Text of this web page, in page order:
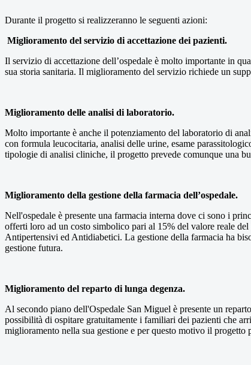
Durante il progetto si realizzeranno le seguenti azioni:
Miglioramento del servizio di accettazione dei pazienti.
Il servizio di accettazione dell’ospedale è molto importante in
sua storia sanitaria. Il miglioramento del servizio richiede un
Miglioramento delle analisi di laboratorio.
Molto importante è anche il potenziamento del laboratorio di
con formula leucocitaria, analisi delle urine, esame
tipologie di analisi cliniche, il progetto prevede comunque una
Miglioramento della gestione della farmacia dell’ospedale.
Nell'ospedale è presente una farmacia interna dove ci sono i
offerti loro ad un costo simbolico pari al 15% del valore reale
Antipertensivi ed Antidiabetici. La gestione della farmacia ha
gestione futura.
Miglioramento del reparto di lunga degenza.
Al secondo piano dell'Ospedale San Miguel è presente un
possibilità di ospitare gratuitamente i familiari dei pazienti che
miglioramento nella sua gestione e per questo motivo il progetto